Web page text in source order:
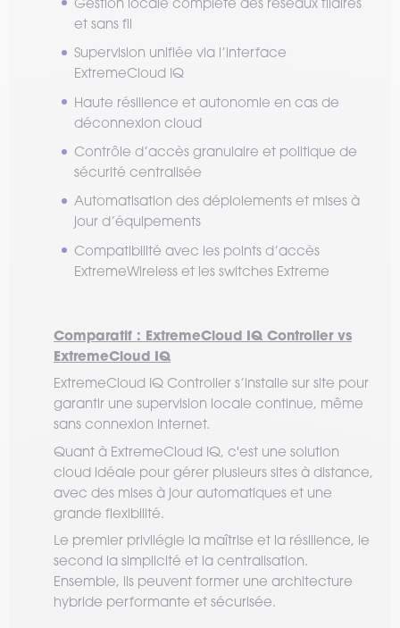
et sans fil
Supervision unifiée via l’interface
ExtremeCloud IQ
Haute résilience et autonomie en cas de
déconnexion cloud
Contrôle d’accès granulaire et politique de
sécurité centralisée
Automatisation des déploiements et mises à
jour d’équipements
Compatibilité avec les points d’accès
ExtremeWireless et les switches Extreme
Comparatif : ExtremeCloud IQ Controller vs
ExtremeCloud IQ
ExtremeCloud IQ Controller s’installe sur site pour
garantir une supervision locale continue, même
sans connexion Internet.
Quant à ExtremeCloud IQ, c'est une solution
cloud idéale pour gérer plusieurs sites à distance,
avec des mises à jour automatiques et une
grande flexibilité.
Le premier privilégie la maîtrise et la résilience, le
second la simplicité et la centralisation.
Ensemble, ils peuvent former une architecture
hybride performante et sécurisée.